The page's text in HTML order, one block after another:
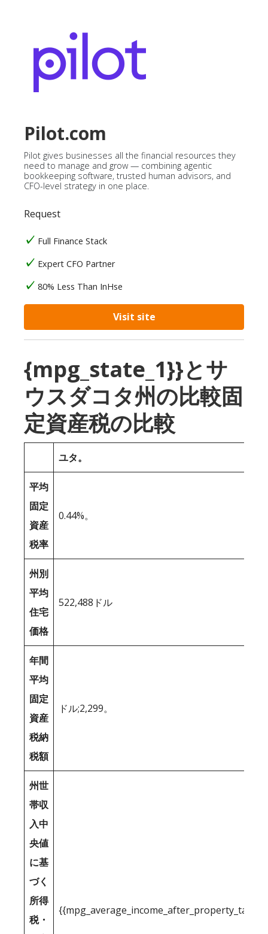
Pilot.com
Pilot gives businesses all the financial resources they
need to manage and grow — combining agentic
bookkeeping software, trusted human advisors, and
CFO-level strategy in one place.
Request
Full Finance Stack
Expert CFO Partner
80% Less Than InHse
Visit site
{mpg_state_1}}とサ
ウスダコタ州の比較固
定資産税の比較
ユタ。
平均
固定
資産
税率
0.44%。
州別
平均
住宅
価格
522,488ドル
年間
平均
固定
資産
税納
税額
ドル;2,299。
州世
帯収
入中
央値
に基
づく
所得
税・